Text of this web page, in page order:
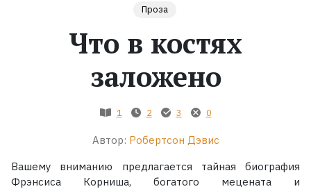
Экранизации
Проза
Что в костях
заложено
1 2 3 0
Автор: Робертсон Дэвис
Вашему вниманию предлагается тайная биография
Фрэнсиса Корниша, богатого мецената и